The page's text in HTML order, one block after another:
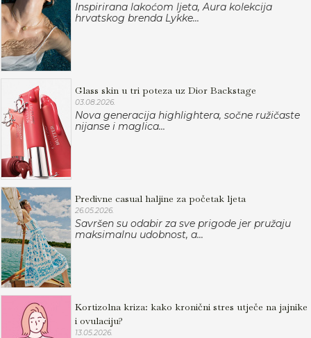
Inspirirana lakoćom ljeta, Aura kolekcija
hrvatskog brenda Lykke...
Glass skin u tri poteza uz Dior Backstage
03.08.2026.
Nova generacija highlightera, sočne ružičaste
nijanse i maglica...
Predivne casual haljine za početak ljeta
26.05.2026.
Savršen su odabir za sve prigode jer pružaju
maksimalnu udobnost, a...
Kortizolna kriza: kako kronični stres utječe na jajnike
i ovulaciju?
13.05.2026.